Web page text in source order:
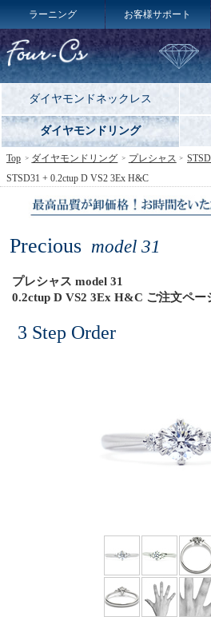
ラーニング お客様サポート
ダイヤモンドネックレス
ダイヤモンドリング
Precious model 31
プレシャス model 31
0.2ctup D VS2 3Ex H&C ご注文ペー
3 Step Order
Top ダイヤモンドリング プレシャス
STSD31 + 0.2ctup D VS2 3Ex H&C